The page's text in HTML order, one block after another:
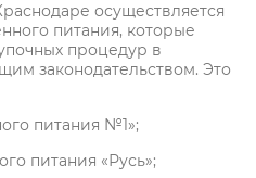
осуществляется
питания, которые
процедур в
законодательством. Это
питания №1»;
питания «Русь»;